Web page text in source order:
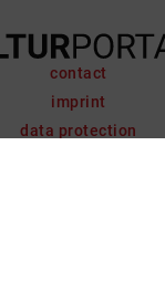
contact
imprint
data protection